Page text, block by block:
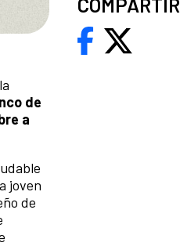
de
a
joven
de
COMPARTIR